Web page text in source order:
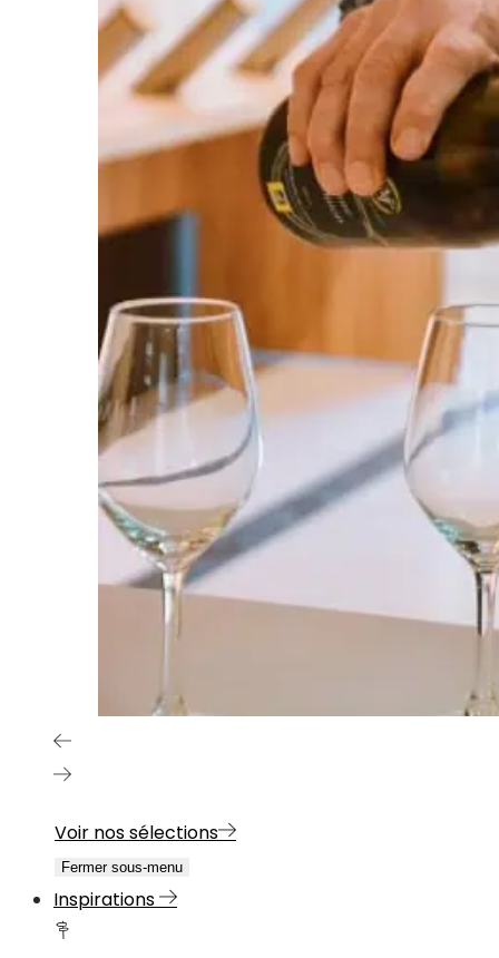
Voir nos sélections
Fermer sous-menu
Inspirations